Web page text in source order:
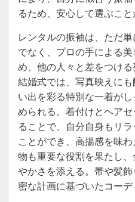
るため、安心して選ぶこと
レンタルの振袖は、ただ
でなく、プロの手による
め、他の人々と差をつけ
結婚式では、写真映えに
い出を彩る特別な一着が
められる。着付けとヘア
ることで、自分自身もリ
ことができ、高揚感を味
物も重要な役割を果たし
やかさを添える。帯や髪
密な計画に基づいたコーデ